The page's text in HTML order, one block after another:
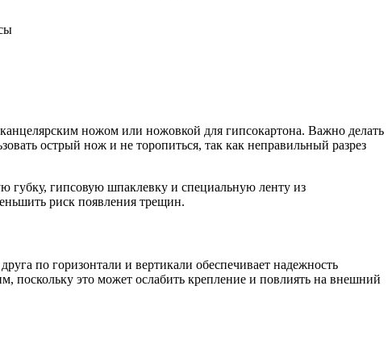
ножом или ножовкой для гипсокартона. Важно делать
острый нож и не торопиться, так как неправильный разрез
губку, гипсовую шпаклевку и специальную ленту из
риск появления трещин.
по горизонтали и вертикали обеспечивает надежность
поскольку это может ослабить крепление и повлиять на внешний